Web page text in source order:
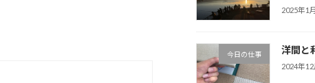
2025年1
今日の仕事 洋間と
2024年12